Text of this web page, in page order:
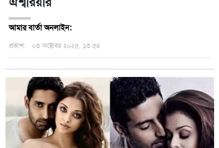
আমার বার্তা অনলাইন:
প্রকাশ: ০৩ অক্টোবর ২০২৫, ১৩:৫৪